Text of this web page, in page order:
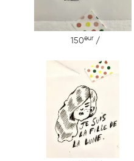
150eur /